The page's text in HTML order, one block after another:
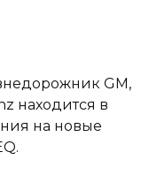
GM,
находится в
на новые